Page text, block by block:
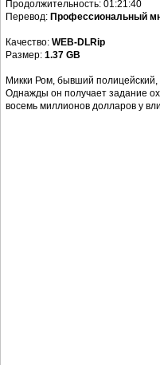
Продолжительность: 01:21:40
Перевод: Профессиональный
Качество: WEB-DLRip
Размер: 1.37 GB
Микки Ром, бывший полицейский,
Однажды он получает задание
восемь миллионов долларов у